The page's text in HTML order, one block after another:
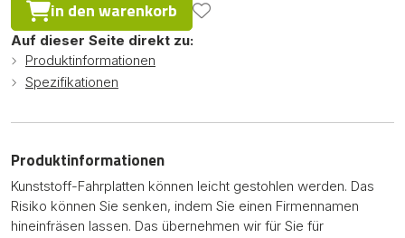
in den warenkorb
Auf dieser Seite direkt zu:
Produktinformationen
Spezifikationen
Produktinformationen
Kunststoff-Fahrplatten können leicht gestohlen werden. Das
Risiko können Sie senken, indem Sie einen Firmennamen
hineinfräsen lassen. Das übernehmen wir für Sie für